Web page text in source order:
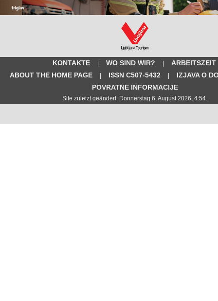
KONTAKTE WO SIND WIR?
ARBEITSZEIT
ABOUT THE HOME PAGE
ISSN C507-5432
IZJAVA O
POVRATNE INFORMACIJE
Site zuletzt geändert: Donnerstag 6. August 2026, 4:54.